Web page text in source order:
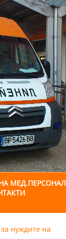
МЕД.ПЕРСОНАЛ
нуждите на